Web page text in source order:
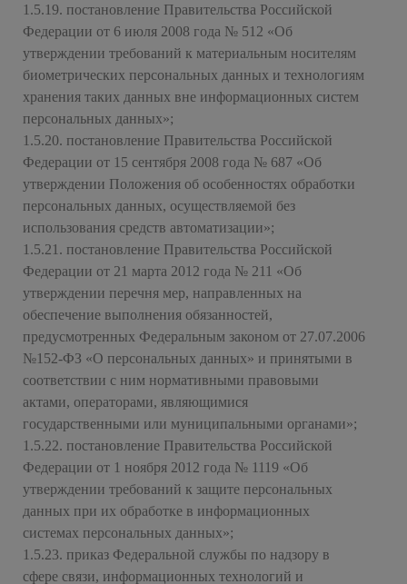
1.5.19. постановление Правительства Российской
Федерации от 6 июля 2008 года № 512 «Об
утверждении требований к материальным носителям
биометрических персональных данных и технологиям
хранения таких данных вне информационных систем
персональных данных»;
1.5.20. постановление Правительства Российской
Федерации от 15 сентября 2008 года № 687 «Об
утверждении Положения об особенностях обработки
персональных данных, осуществляемой без
использования средств автоматизации»;
1.5.21. постановление Правительства Российской
Федерации от 21 марта 2012 года № 211 «Об
утверждении перечня мер, направленных на
обеспечение выполнения обязанностей,
предусмотренных Федеральным законом от 27.07.2006
№152-ФЗ «О персональных данных» и принятыми в
соответствии с ним нормативными правовыми
актами, операторами, являющимися
государственными или муниципальными органами»;
1.5.22. постановление Правительства Российской
Федерации от 1 ноября 2012 года № 1119 «Об
утверждении требований к защите персональных
данных при их обработке в информационных
системах персональных данных»;
1.5.23. приказ Федеральной службы по надзору в
сфере связи, информационных технологий и